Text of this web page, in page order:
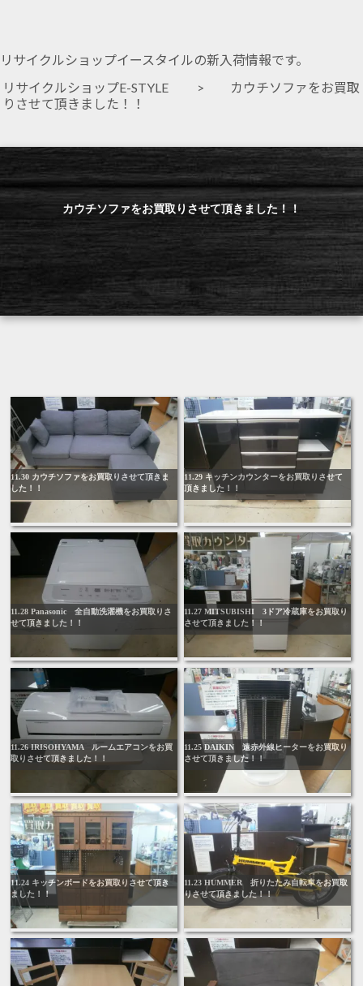
リサイクルショップイースタイルの新入荷情報です。
リサイクルショップE-STYLE
> カウチソファをお買取
りさせて頂きました！！
カウチソファをお買取りさせて頂きました！！
11.30 カウチソファをお買取りさせて頂きま
した！！
11.29 キッチンカウンターをお買取りさせて
頂きました！！
11.28 Panasonic 全自動洗濯機をお買取りさ
せて頂きました！！
11.27 MITSUBISHI 3ドア冷蔵庫をお買取り
させて頂きました！！
11.26 IRISOHYAMA ルームエアコンをお買
取りさせて頂きました！！
11.25 DAIKIN 遠赤外線ヒーターをお買取り
させて頂きました！！
11.24 キッチンボードをお買取りさせて頂き
ました！！
11.23 HUMMER 折りたたみ自転車をお買取
りさせて頂きました！！